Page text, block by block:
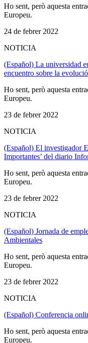
Ho sent, però aquesta
Europeu.
24 de febrer 2022
NOTICIA
(Español) La universidad
encuentro sobre la
Ho sent, però aquesta
Europeu.
23 de febrer 2022
NOTICIA
(Español) El investigador
Importantes’ del diario
Ho sent, però aquesta
Europeu.
23 de febrer 2022
NOTICIA
(Español) Jornada de
Ambientales
Ho sent, però aquesta
Europeu.
23 de febrer 2022
NOTICIA
(Español) Conferencia
Ho sent, però aquesta
Europeu.